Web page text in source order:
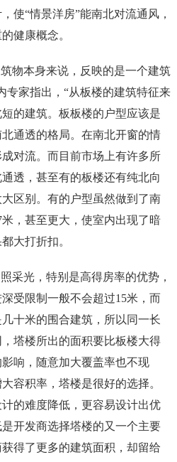
使“情景洋房”能南北对流通风，
健康概念。
物本身来说，反映的是一个建筑
专家指出，“从板楼的建筑特征来
的建筑。板板楼的户型应该是
通透的格局。在南北开窗的情
对流。而目前市场上有许多所
透，甚至有的板楼还有纯北向
区别。有的户型虽然做到了南
，甚至更大，使室内出现了暗
大打折扣。
采光，特别是高得房率的优势，
受限制一般不会超过15米，而
十米的围合建筑，所以同一长
塔楼所出的面积要比板楼大得
响，随意加大覆盖率也不现
容积率，塔楼是很好的选择。
的难度降低，更容易设计出优
开发商选择塔楼的又一个主要
得了更多的建筑面积，却留给